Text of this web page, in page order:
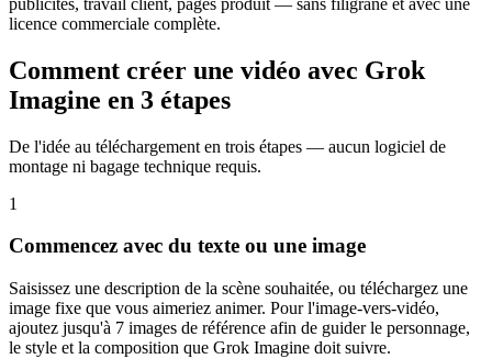
licence commerciale complète.
Comment créer une vidéo avec Grok
Imagine en 3 étapes
De l'idée au téléchargement en trois étapes — aucun logiciel de
montage ni bagage technique requis.
1
Commencez avec du texte ou une image
Saisissez une description de la scène souhaitée, ou téléchargez une
image fixe que vous aimeriez animer. Pour l'image-vers-vidéo,
ajoutez jusqu'à 7 images de référence afin de guider le personnage,
le style et la composition que Grok Imagine doit suivre.